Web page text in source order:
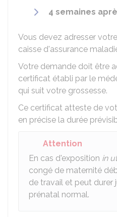
4 semaines
Vous devez adresser
caisse d'assurance
Votre demande doit être
certificat établi par le
qui suit votre grossesse.
Ce certificat atteste de
en précise la durée
Attention
En cas d'exposition in
congé de maternité
de travail et peut durer
prénatal normal.